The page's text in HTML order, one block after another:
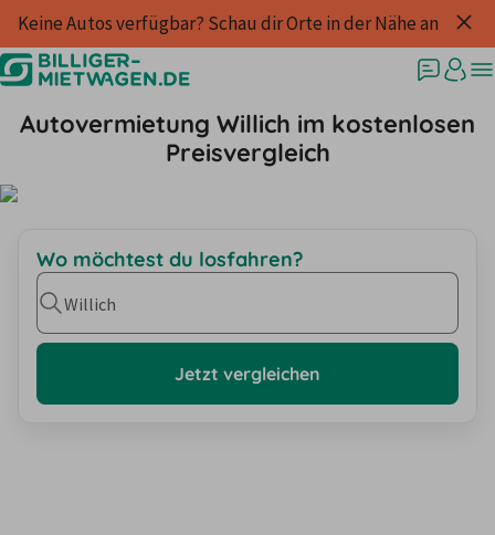
Keine Autos verfügbar? Schau dir Orte in der Nähe an
Autovermietung Willich im kostenlosen
Preisvergleich
Wo möchtest du losfahren?
Willich
Jetzt vergleichen